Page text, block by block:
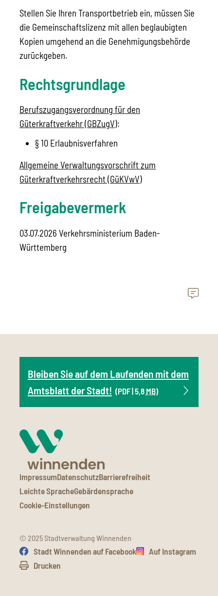
Stellen Sie Ihren Transportbetrieb ein, müssen Sie
die Gemeinschaftslizenz mit allen beglaubigten
Kopien umgehend an die Genehmigungsbehörde
zurückgeben.
Rechtsgrundlage
Berufszugangsverordnung für den
Güterkraftverkehr (GBZugV):
§ 10 Erlaubnisverfahren
Allgemeine Verwaltungsvorschrift zum
Güterkraftverkehrsrecht (GüKVwV)
Freigabevermerk
03.07.2026 Verkehrsministerium Baden-
Württemberg
Bleiben Sie auf dem Laufenden mit dem
Amtsblatt der Stadt! (PDF | 5,8 MB)
ImpressumDatenschutzBarrierefreiheit
Leichte SpracheGebärdensprache
Cookie-Einstellungen
© 2025 Stadtverwaltung Winnenden
Stadt Winnenden auf Facebook
Auf Instagram
Drucken